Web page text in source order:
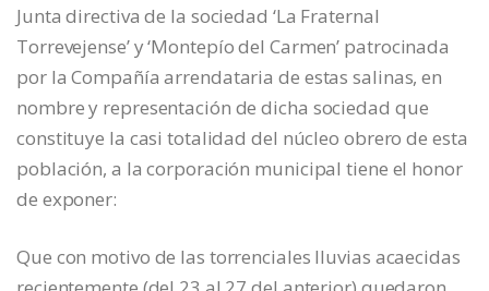
Junta directiva de la sociedad ‘La Fraternal
Torrevejense’ y ‘Montepío del Carmen’ patrocinada
por la Compañía arrendataria de estas salinas, en
nombre y representación de dicha sociedad que
constituye la casi totalidad del núcleo obrero de esta
población, a la corporación municipal tiene el honor
de exponer:
Que con motivo de las torrenciales lluvias acaecidas